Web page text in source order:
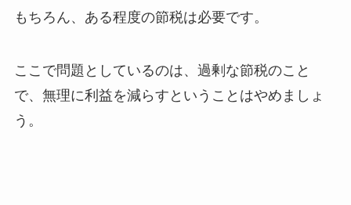
もちろん、ある程度の節税は必要です。
ここで問題としているのは、過剰な節税のこと
で、無理に利益を減らすということはやめましょ
う。